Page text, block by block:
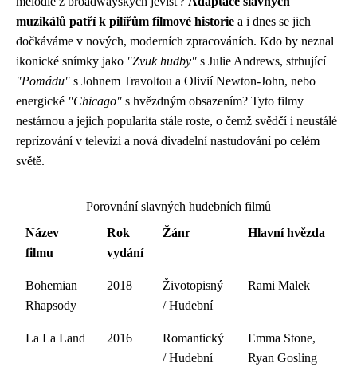
muzikálů patří k pilířům filmové historie a i dnes se jich
dočkáváme v nových, moderních zpracováních. Kdo by neznal
ikonické snímky jako "Zvuk hudby" s Julie Andrews, strhující
"Pomádu" s Johnem Travoltou a Olivií Newton-John, nebo
energické "Chicago" s hvězdným obsazením? Tyto filmy
nestárnou a jejich popularita stále roste, o čemž svědčí i neustálé
reprízování v televizi a nová divadelní nastudování po celém
světě.
Porovnání slavných hudebních filmů
Název
filmu
Rok
vydání
Žánr Hlavní hvězda
Bohemian
Rhapsody
2018
Životopisný
/ Hudební
Rami Malek
La La Land 2016
Romantický
/ Hudební
Emma Stone,
Ryan Gosling